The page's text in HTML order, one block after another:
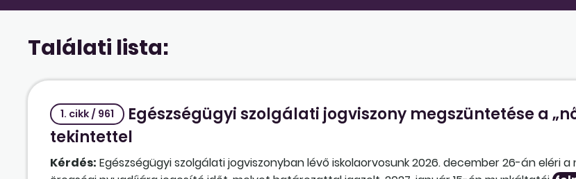
Találati lista:
1. cikk / 961
Egészségügyi szolgálati jogviszony megszüntetése a
tekintettel
Kérdés: Egészségügyi szolgálati jogviszonyban lévő iskolaorvosunk 2026. december 26-án eléri a